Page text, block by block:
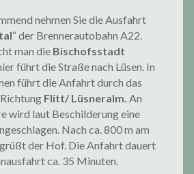
nehmen Sie die Ausfahrt
“ der Brennerautobahn A22.
man die Bischofsstadt
führt die Straße nach Lüsen. In
führt die Anfahrt durch das
Flitt/ Lüsneralm. An
wird laut Beschilderung eine
Nach ca. 800 m am
der Hof. Die Anfahrt dauert
ca. 35 Minuten.